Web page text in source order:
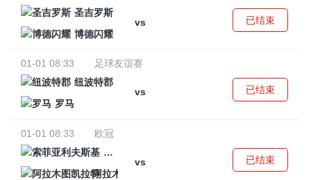
圣吉罗斯
vs
博德闪耀
已结束
01-01 08:33
足球友谊赛
纽波特郡
vs
罗马
已结束
01-01 08:33
欧冠
索菲亚利夫斯基
vs
阿拉木图凯拉特
已结束